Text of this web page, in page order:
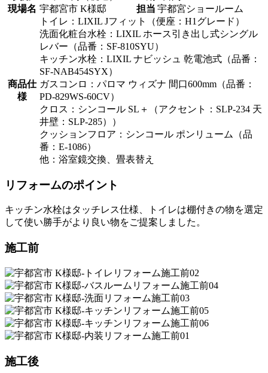
現場名 宇都宮市 K様邸 担当 宇都宮ショールーム
商品仕
様
トイレ：LIXIL Jフィット（便座：H1グレード）
洗面化粧台水栓：LIXIL ホース引き出し式シングル
レバー（品番：SF-810SYU）
キッチン水栓：LIXIL ナビッシュ 乾電池式（品番：
SF-NAB454SYX）
ガスコンロ：パロマ ウィズナ 間口600mm（品番：
PD-829WS-60CV）
クロス：シンコール SL＋（アクセント：SLP-234 天
井壁：SLP-285））
クッションフロア：シンコール ポンリューム（品
番：E-1086）
他：浴室鏡交換、畳表替え
リフォームのポイント
キッチン水栓はタッチレス仕様、トイレは棚付きの物を選定
して使い勝手がより良い物をご提案しました。
施工前
施工後